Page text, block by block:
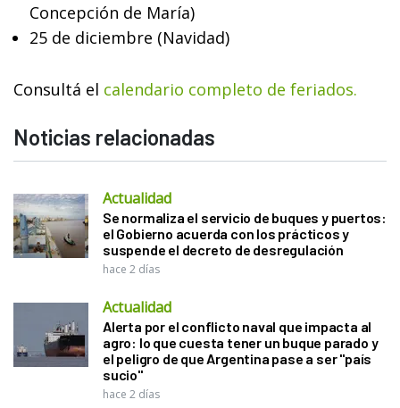
Concepción de María)
25 de diciembre (Navidad)
Consultá el calendario completo de feriados.
Noticias relacionadas
Actualidad
Se normaliza el servicio de buques y puertos:
el Gobierno acuerda con los prácticos y
suspende el decreto de desregulación
hace 2 días
Actualidad
Alerta por el conflicto naval que impacta al
agro: lo que cuesta tener un buque parado y
el peligro de que Argentina pase a ser "país
sucio"
hace 2 días